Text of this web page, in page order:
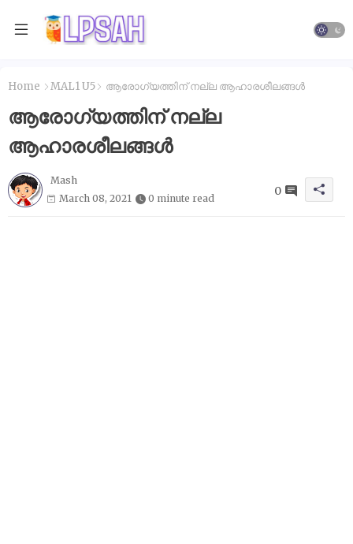
Home MAL1 U5 ആരോഗ്യത്തിന് നല്ല ആഹാരശീലങ്ങൾ
ആരോഗ്യത്തിന് നല്ല
ആഹാരശീലങ്ങൾ
Mash
March 08, 2021
0 minute read
0